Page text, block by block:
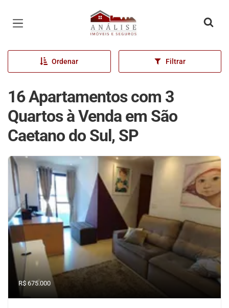
Página inicial
Ordenar Filtrar
16 Apartamentos com 3
Quartos à Venda em São
Caetano do Sul, SP
R$ 675.000